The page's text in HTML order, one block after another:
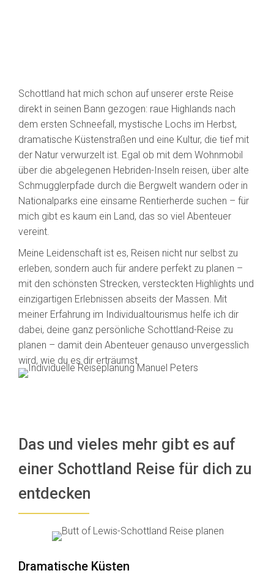
Schottland hat mich schon auf unserer erste Reise
direkt in seinen Bann gezogen: raue Highlands nach
dem ersten Schneefall, mystische Lochs im Herbst,
dramatische Küstenstraßen und eine Kultur, die tief mit
der Natur verwurzelt ist. Egal ob mit dem Wohnmobil
über die abgelegenen Hebriden-Inseln reisen, über alte
Schmugglerpfade durch die Bergwelt wandern oder in
Nationalparks eine einsame Rentierherde suchen – für
mich gibt es kaum ein Land, das so viel Abenteuer
vereint.
Meine Leidenschaft ist es, Reisen nicht nur selbst zu
erleben, sondern auch für andere perfekt zu planen –
mit den schönsten Strecken, versteckten Highlights und
einzigartigen Erlebnissen abseits der Massen. Mit
meiner Erfahrung im Individualtourismus helfe ich dir
dabei, deine ganz persönliche Schottland-Reise zu
planen – damit dein Abenteuer genauso unvergesslich
wird, wie du es dir erträumst.
Das und vieles mehr gibt es auf
einer Schottland Reise für dich zu
entdecken
Dramatische Küsten